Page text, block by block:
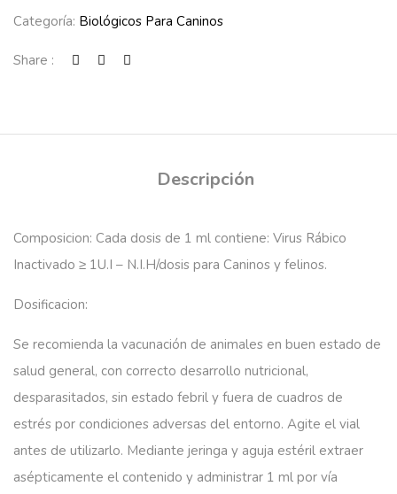
Categoría: Biológicos Para Caninos
Share :
Descripción
Composicion: Cada dosis de 1 ml contiene: Virus Rábico
Inactivado ≥ 1U.I – N.I.H/dosis para Caninos y felinos.
Dosificacion:
Se recomienda la vacunación de animales en buen estado de
salud general, con correcto desarrollo nutricional,
desparasitados, sin estado febril y fuera de cuadros de
estrés por condiciones adversas del entorno. Agite el vial
antes de utilizarlo. Mediante jeringa y aguja estéril extraer
asépticamente el contenido y administrar 1 ml por vía